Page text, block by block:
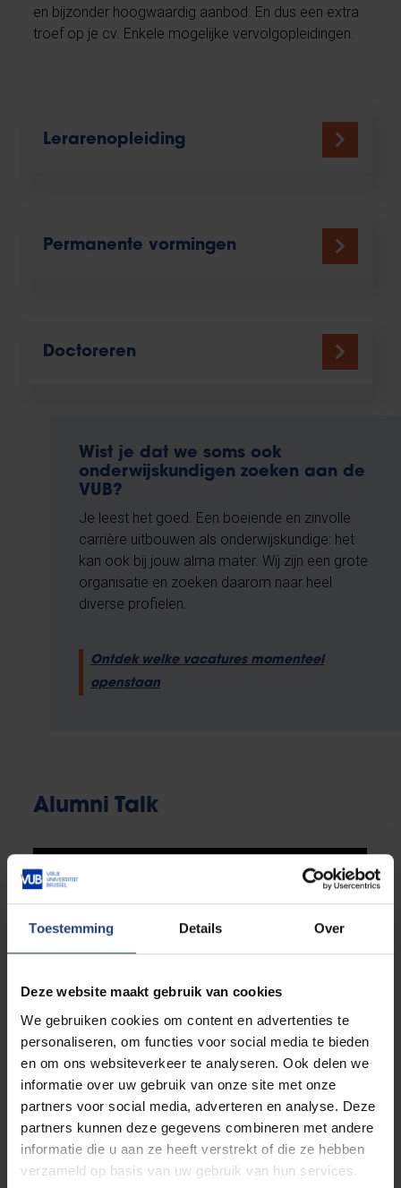
Toestemming Details Over
Deze website maakt gebruik van cookies
We gebruiken cookies om content en advertenties te
personaliseren, om functies voor social media te bieden
en om ons websiteverkeer te analyseren. Ook delen we
informatie over uw gebruik van onze site met onze
partners voor social media, adverteren en analyse. Deze
partners kunnen deze gegevens combineren met andere
informatie die u aan ze heeft verstrekt of die ze hebben
verzameld op basis van uw gebruik van hun services.
en bijzonder hoogwaardig aanbod. En dus een extra
troef op je cv. Enkele mogelijke vervolgopleidingen.
Lerarenopleiding
Permanente vormingen
Doctoreren
Wist je dat we soms ook
onderwijskundigen zoeken aan de
VUB?
Je leest het goed. Een boeiende en zinvolle
carrière uitbouwen als onderwijskundige: het
kan ook bij jouw alma mater. Wij zijn een grote
organisatie en zoeken daarom naar heel
diverse profielen.
Ontdek welke vacatures momenteel
openstaan
Alumni Talk